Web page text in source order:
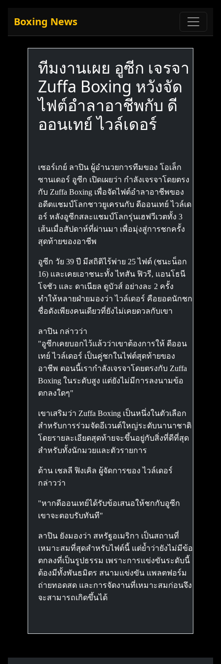
Boxing News
ทีมงานเผย อูซีก เจรจา
Zuffa Boxing หวังจัด
ไฟต์อำลาอาชีพกับ ดี
ออนเทย์ ไวล์เดอร์
เซอร์เกย์ ลาปิน ผู้อำนวยการทีมของ โอเล็ก
ซานเดอร์ อูซีก เปิดเผยว่า กำลังเจรจาโดยตรง
กับ Zuffa Boxing เพื่อจัดไฟต์อำลาอาชีพของ
อดีตแชมป์โลกชาวยูเครนกับ ดีออนเทย์ ไวล์เด
อร์ หลังอูซีกสละแชมป์โลกรุ่นเฮฟวีเวตทั้ง 3
เส้นเมื่อสัปดาห์ที่ผ่านมา เพื่อมุ่งสู่การชกครั้ง
สุดท้ายของอาชีพ
อูซีก วัย 39 ปี มีสถิติไร้พ่าย 25 ไฟต์ (ชนะน็อก
16) และเคยเอาชนะทั้ง ไทสัน ฟิวรี, แอนโธนี
โจชัว และ ดาเนียล ดูบัวส์ อย่างละ 2 ครั้ง
ทำให้หลายฝ่ายมองว่า ไวล์เดอร์ คือยอดนักชก
ชื่อดังเพียงคนเดียวที่ยังไม่เคยดวลกับเขา
ลาปิน กล่าวว่า
"อูซีกเคยบอกไว้แล้วว่าเขาต้องการให้ ดีออน
เทย์ ไวล์เดอร์ เป็นคู่ชกในไฟต์สุดท้ายของ
อาชีพ ตอนนี้เรากำลังเจรจาโดยตรงกับ Zuffa
Boxing ในระดับสูง แต่ยังไม่มีการลงนามข้อ
ตกลงใดๆ"
เขาเสริมว่า Zuffa Boxing เป็นหนึ่งในตัวเลือก
สำหรับการร่วมจัดอีเวนต์ใหญ่ระดับนานาชาติ
โดยรายละเอียดสุดท้ายจะขึ้นอยู่กับสิ่งที่ดีที่สุด
สำหรับทั้งนักมวยและตัวรายการ
ด้าน เชลลี ฟิงเคิล ผู้จัดการของ ไวล์เดอร์
กล่าวว่า
"หากดีออนเทย์ได้รับข้อเสนอให้ชกกับอูซีก
เขาจะตอบรับทันที"
ลาปิน ยังมองว่า สหรัฐอเมริกา เป็นสถานที่
เหมาะสมที่สุดสำหรับไฟต์นี้ แต่ย้ำว่ายังไม่มีข้อ
ตกลงที่เป็นรูปธรรม เพราะการแข่งขันระดับนี้
ต้องมีทั้งพันธมิตร สนามแข่งขัน แพลตฟอร์ม
ถ่ายทอดสด และการจัดงานที่เหมาะสมก่อนจึง
จะสามารถเกิดขึ้นได้